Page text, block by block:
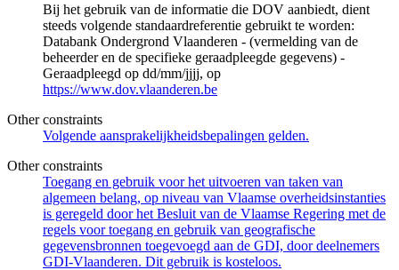
Bij het gebruik van de informatie die DOV aanbiedt, dient
steeds volgende standaardreferentie gebruikt te worden:
Databank Ondergrond Vlaanderen - (vermelding van de
beheerder en de specifieke geraadpleegde gegevens) -
Geraadpleegd op dd/mm/jjjj, op
https://www.dov.vlaanderen.be
Other constraints
Volgende aansprakelijkheidsbepalingen gelden.
Other constraints
Toegang en gebruik voor het uitvoeren van taken van
algemeen belang, op niveau van Vlaamse overheidsinstanties
is geregeld door het Besluit van de Vlaamse Regering met de
regels voor toegang en gebruik van geografische
gegevensbronnen toegevoegd aan de GDI, door deelnemers
GDI-Vlaanderen. Dit gebruik is kosteloos.